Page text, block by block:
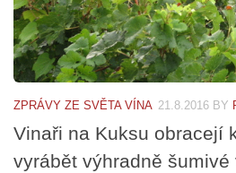
ZPRÁVY ZE SVĚTA VÍNA 21.8.2016 BY
Vinaři na Kuksu obracejí
vyrábět výhradně šumivé